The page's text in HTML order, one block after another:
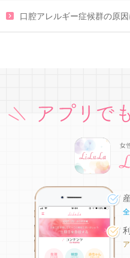
口腔アレルギー症候群の原